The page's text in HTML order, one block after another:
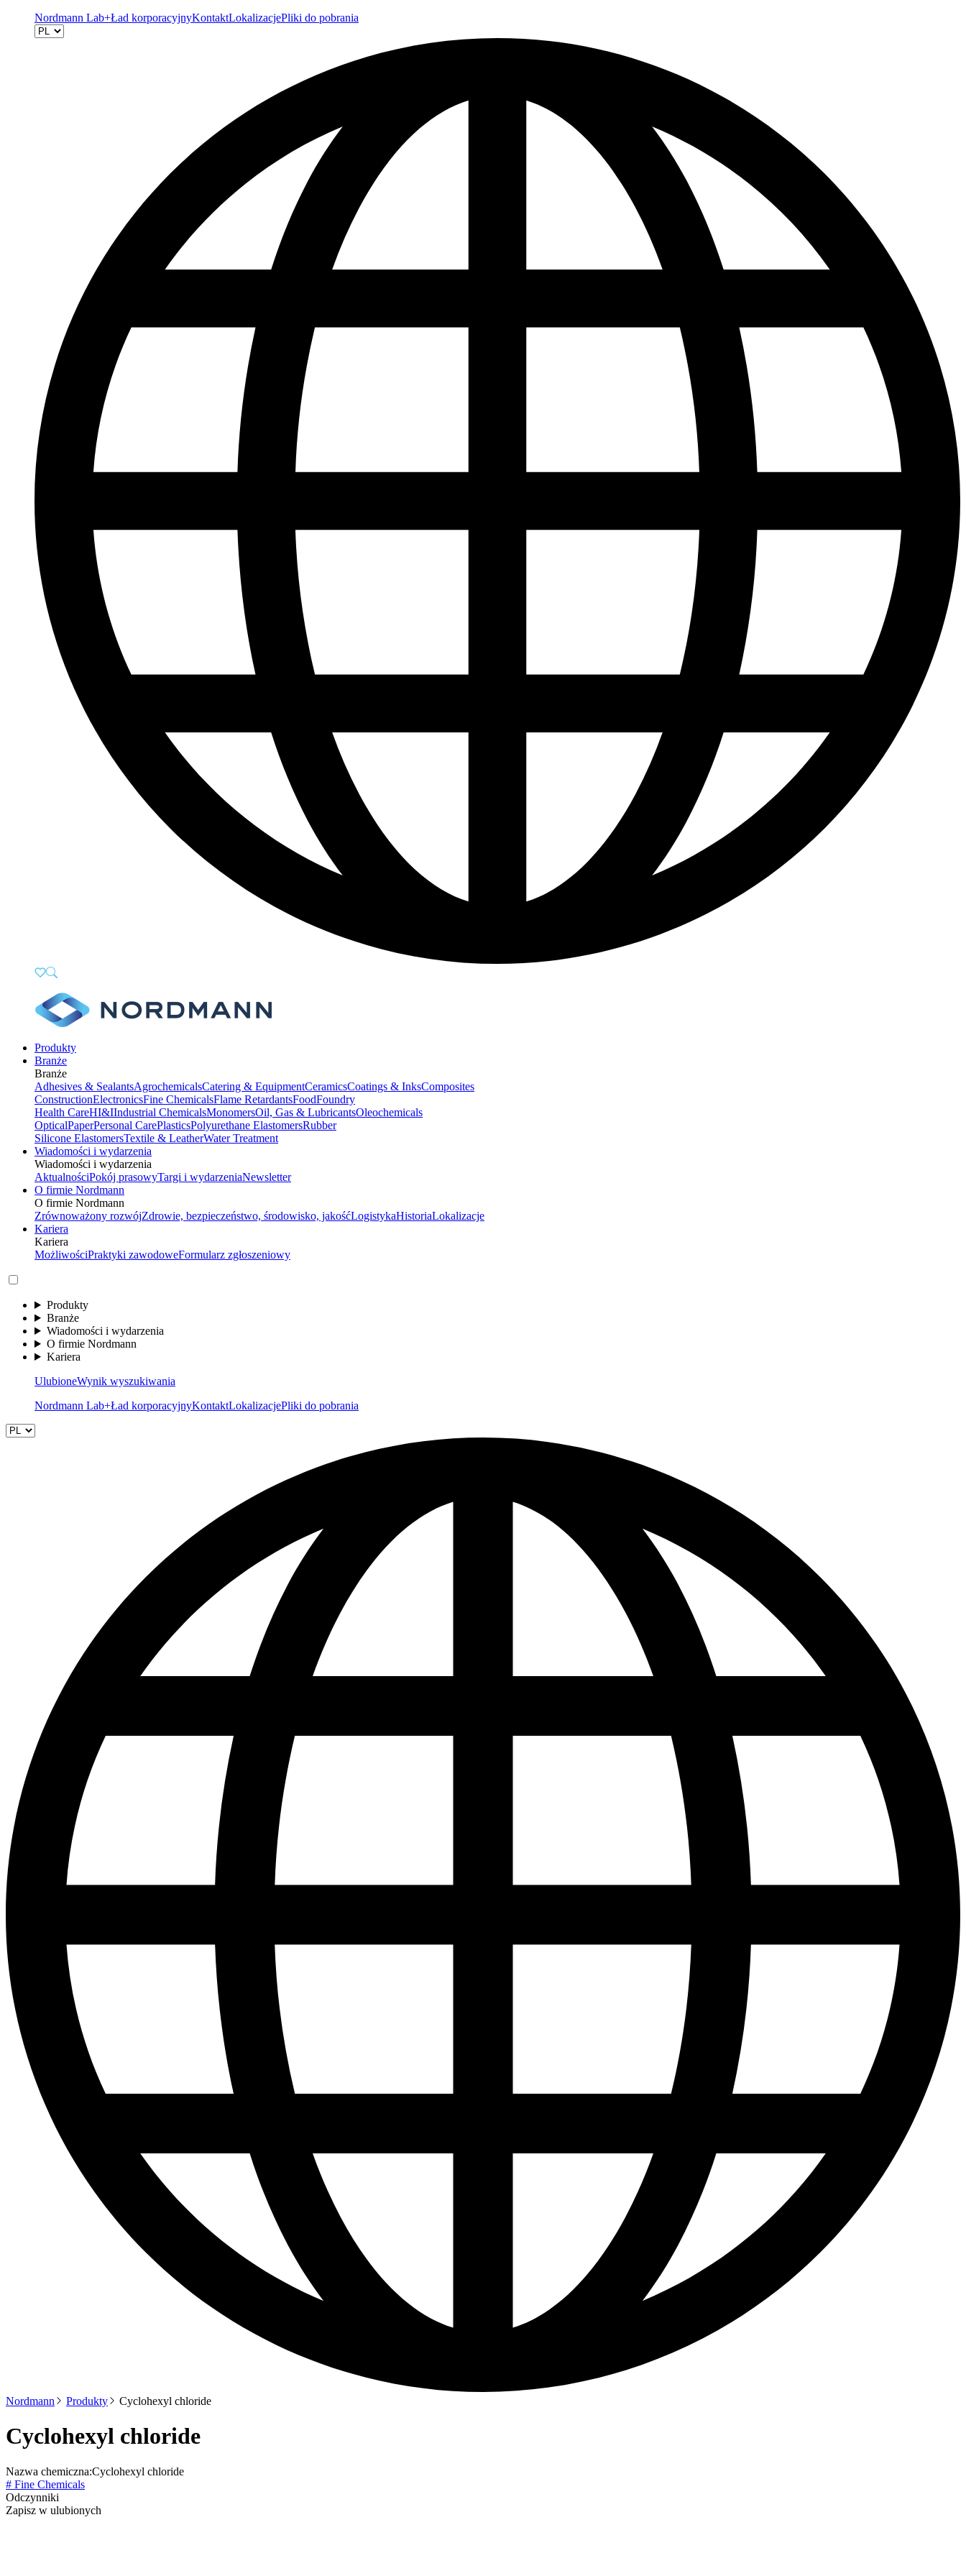
Nordmann Lab+Ład korporacyjnyKontaktLokalizacjePliki do pobrania
Produkty
Branże
Branże
Adhesives & SealantsAgrochemicalsCatering & EquipmentCeramicsCoatings & InksComposites
ConstructionElectronicsFine ChemicalsFlame RetardantsFoodFoundry
Health CareHI&IIndustrial ChemicalsMonomersOil, Gas & LubricantsOleochemicals
OpticalPaperPersonal CarePlasticsPolyurethane ElastomersRubber
Silicone ElastomersTextile & LeatherWater Treatment
Wiadomości i wydarzenia
Wiadomości i wydarzenia
AktualnościPokój prasowyTargi i wydarzeniaNewsletter
O firmie Nordmann
O firmie Nordmann
Zrównoważony rozwójZdrowie, bezpieczeństwo, środowisko, jakośćLogistykaHistoriaLokalizacje
Kariera
Kariera
MożliwościPraktyki zawodoweFormularz zgłoszeniowy
Produkty
Branże
Wiadomości i wydarzenia
O firmie Nordmann
Kariera
UlubioneWynik wyszukiwania
Nordmann Lab+Ład korporacyjnyKontaktLokalizacjePliki do pobrania
Nordmann Produkty Cyclohexyl chloride
Cyclohexyl chloride
Nazwa chemiczna:Cyclohexyl chloride
# Fine Chemicals
Odczynniki
Zapisz w ulubionych